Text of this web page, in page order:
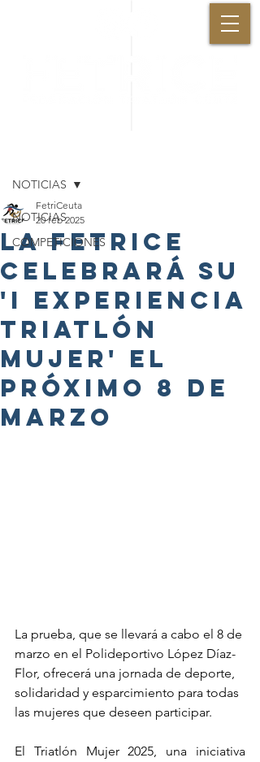
NOTICIAS
COMPETICIONES
NOTICIAS
La FETRICE
celebrará su
'I Experiencia
Triatlón
Mujer' el
próximo 8 de
marzo
FetriCeuta
20 feb 2025
La prueba, que se llevará a cabo el 8 de
marzo en el Polideportivo López Díaz-
Flor, ofrecerá una jornada de deporte,
solidaridad y esparcimiento para todas
las mujeres que deseen participar.
El Triatlón Mujer 2025, una iniciativa